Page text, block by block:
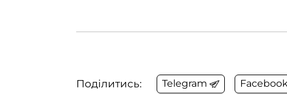
Поділитись: Telegram